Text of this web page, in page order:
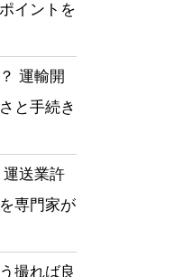
イントを
運輸開
と手続き
送業許
専門家が
撮れば良